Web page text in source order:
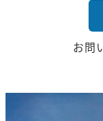
お問